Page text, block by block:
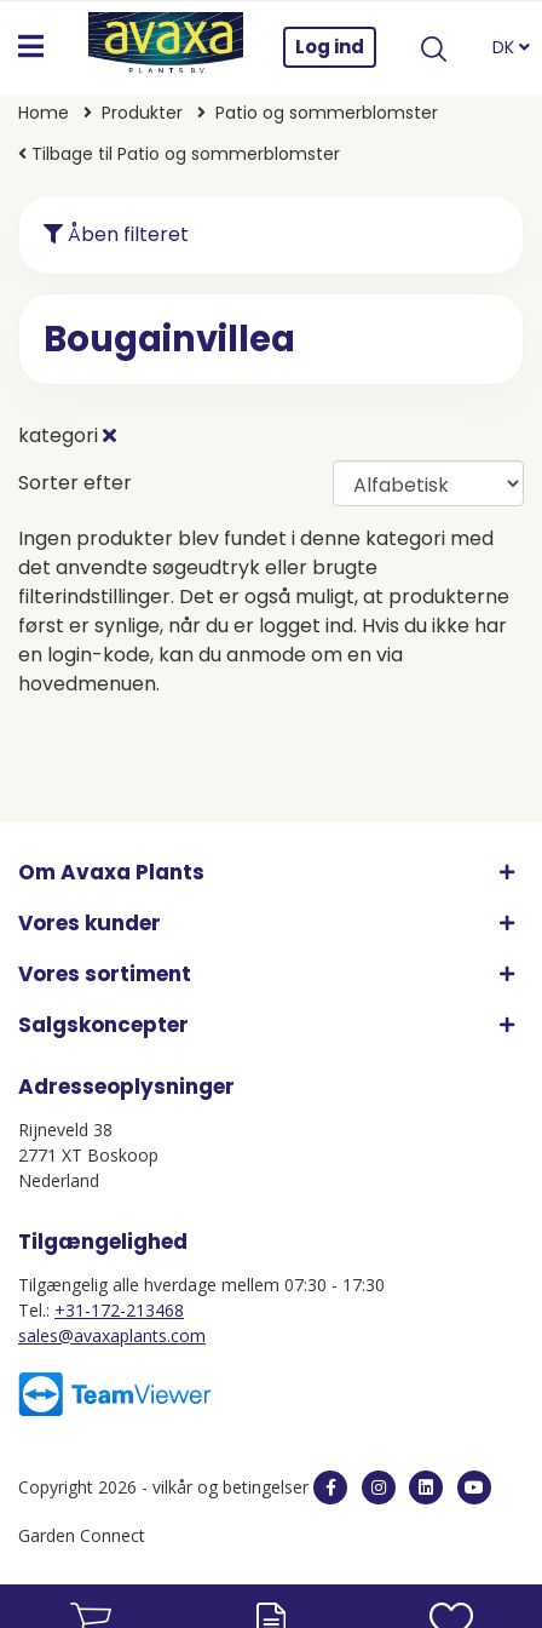
Log ind DK
Home Produkter
Patio og sommerblomster
Tilbage til Patio og sommerblomster
Åben filteret
Bougainvillea
kategori
Sorter efter
Ingen produkter blev fundet i denne kategori med
det anvendte søgeudtryk eller brugte
filterindstillinger. Det er også muligt, at produkterne
først er synlige, når du er logget ind. Hvis du ikke har
en login-kode, kan du anmode om en via
hovedmenuen.
Om Avaxa Plants
Vores kunder
Vores sortiment
Salgskoncepter
Adresseoplysninger
Rijneveld 38
2771 XT Boskoop
Nederland
Tilgængelighed
Tilgængelig alle hverdage mellem 07:30 - 17:30
Tel.: +31-172-213468
sales@avaxaplants.com
Copyright 2026 - vilkår og betingelser
Garden Connect